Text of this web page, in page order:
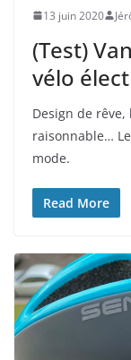
13 juin 2020
(Test)
vélo
Design de
raisonnable…
mode.
Read More